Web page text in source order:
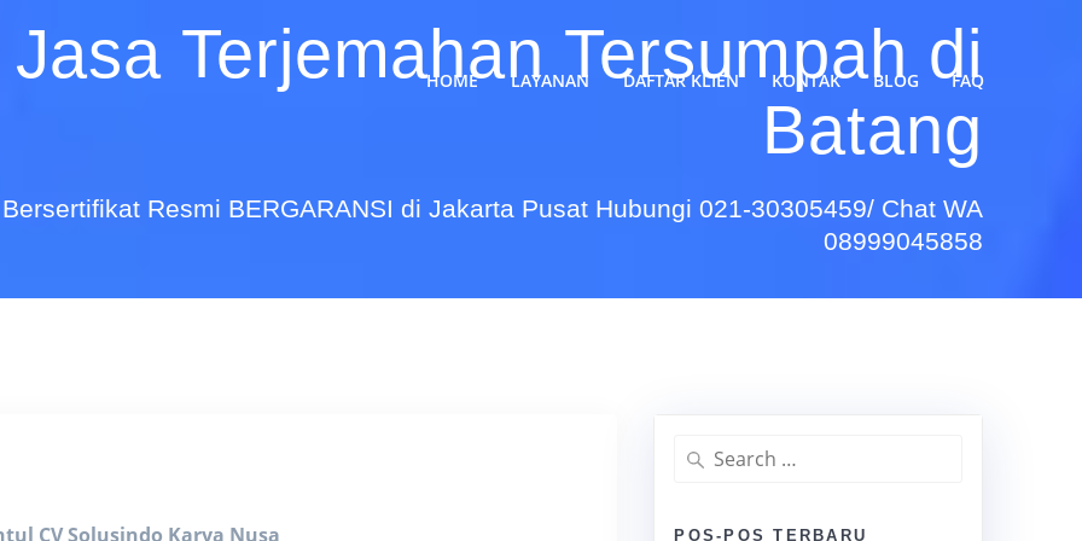
HOME LAYANAN DAFTAR KLIEN KONTAK BLOG FAQ
Terjemahan Tersumpah di
Batang
Resmi BERGARANSI di Jakarta Pusat Hubungi 021-30305459/ Chat WA
08999045858
CV Solusindo Karya Nusa
Search
for:
POS-POS TERBARU